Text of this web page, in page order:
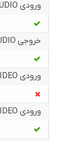
ورودی AUDIO
خروجی AUDIO
ورودی S-VIDEO
ورودی VIDEO